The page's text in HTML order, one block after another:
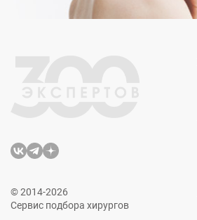
© 2014-2026
Сервис подбора хирургов